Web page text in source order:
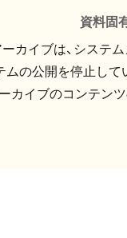
資料固
ーカイブは、システ
の公開を停止して
カイブのコンテン